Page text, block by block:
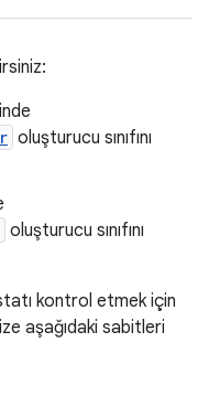
oluşturucu sınıfını
oluşturucu sınıfını
kontrol etmek için
aşağıdaki sabitleri